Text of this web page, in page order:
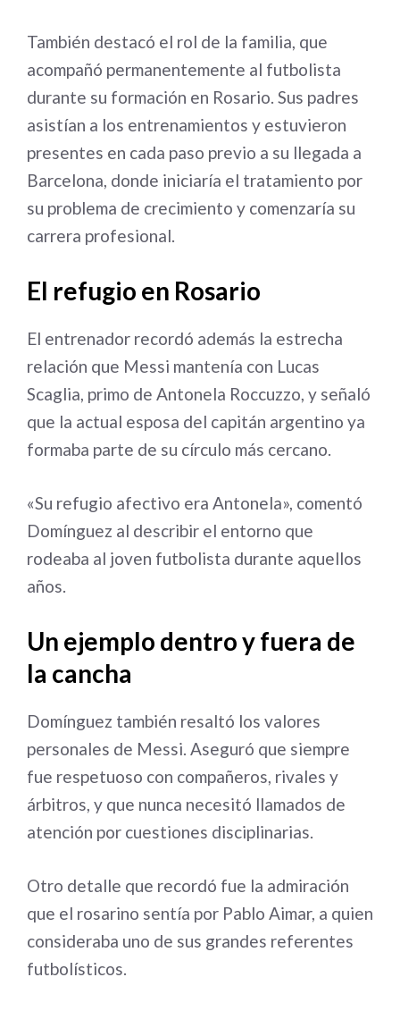
También destacó el rol de la familia, que
acompañó permanentemente al futbolista
durante su formación en Rosario. Sus padres
asistían a los entrenamientos y estuvieron
presentes en cada paso previo a su llegada a
Barcelona, donde iniciaría el tratamiento por
su problema de crecimiento y comenzaría su
carrera profesional.
El refugio en Rosario
El entrenador recordó además la estrecha
relación que Messi mantenía con Lucas
Scaglia, primo de Antonela Roccuzzo, y señaló
que la actual esposa del capitán argentino ya
formaba parte de su círculo más cercano.
«Su refugio afectivo era Antonela», comentó
Domínguez al describir el entorno que
rodeaba al joven futbolista durante aquellos
años.
Un ejemplo dentro y fuera de
la cancha
Domínguez también resaltó los valores
personales de Messi. Aseguró que siempre
fue respetuoso con compañeros, rivales y
árbitros, y que nunca necesitó llamados de
atención por cuestiones disciplinarias.
Otro detalle que recordó fue la admiración
que el rosarino sentía por Pablo Aimar, a quien
consideraba uno de sus grandes referentes
futbolísticos.